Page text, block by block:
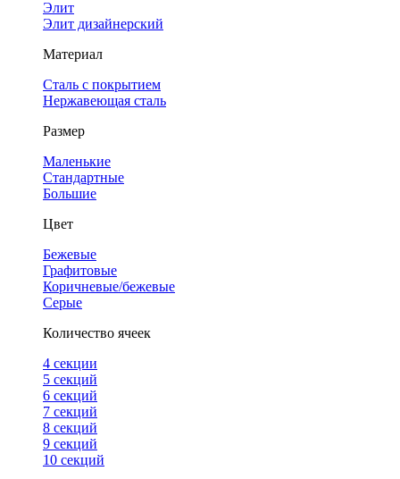
Элит
Элит дизайнерский
Материал
Сталь с покрытием
Нержавеющая сталь
Размер
Маленькие
Стандартные
Большие
Цвет
Бежевые
Графитовые
Коричневые/бежевые
Серые
Количество ячеек
4 cекции
5 секций
6 секций
7 секций
8 секций
9 секций
10 секций